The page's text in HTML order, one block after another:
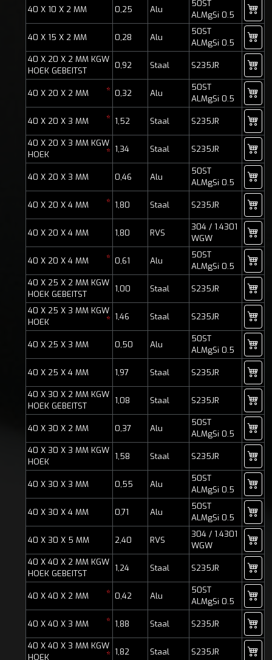
40 X 10 X 2 MM 0,25 Alu
50ST
ALMgSi 0.5
40 X 15 X 2 MM 0,28 Alu
50ST
ALMgSi 0.5
40 X 20 X 2 MM KGW
HOEK GEBEITST
0,92 Staal S235JR
40 X 20 X 2 MM * 0,32 Alu
50ST
ALMgSi 0.5
40 X 20 X 3 MM * 1,52 Staal S235JR
40 X 20 X 3 MM KGW
HOEK
* 1,34 Staal S235JR
40 X 20 X 3 MM 0,46 Alu
50ST
ALMgSi 0.5
40 X 20 X 4 MM * 1,80 Staal S235JR
40 X 20 X 4 MM 1,80 RVS
304 / 1.4301
WGW
40 X 20 X 4 MM * 0,61 Alu
50ST
ALMgSi 0.5
40 X 25 X 2 MM KGW
HOEK GEBEITST
1,00 Staal S235JR
40 X 25 X 3 MM KGW
HOEK
* 1,46 Staal S235JR
40 X 25 X 3 MM 0,50 Alu
50ST
ALMgSi 0.5
40 X 25 X 4 MM 1,97 Staal S235JR
40 X 30 X 2 MM KGW
HOEK GEBEITST
1,08 Staal S235JR
40 X 30 X 2 MM 0,37 Alu
50ST
ALMgSi 0.5
40 X 30 X 3 MM KGW
HOEK
1,58 Staal S235JR
40 X 30 X 3 MM 0,55 Alu
50ST
ALMgSi 0.5
40 X 30 X 4 MM 0,71 Alu
50ST
ALMgSi 0.5
40 X 30 X 5 MM 2,40 RVS
304 / 1.4301
WGW
40 X 40 X 2 MM KGW
HOEK GEBEITST
1,24 Staal S235JR
40 X 40 X 2 MM * 0,42 Alu
50ST
ALMgSi 0.5
40 X 40 X 3 MM * 1,88 Staal S235JR
40 X 40 X 3 MM KGW
HOEK
* 1,82 Staal S235JR